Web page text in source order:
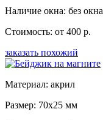
Наличие окна: без окна
Стоимость: от 400 р.
заказать похожий
Материал: акрил
Размер: 70x25 мм